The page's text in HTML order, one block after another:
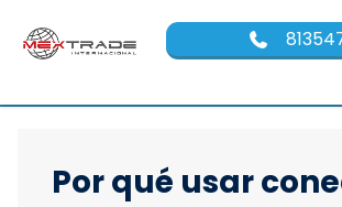
Por qué usar